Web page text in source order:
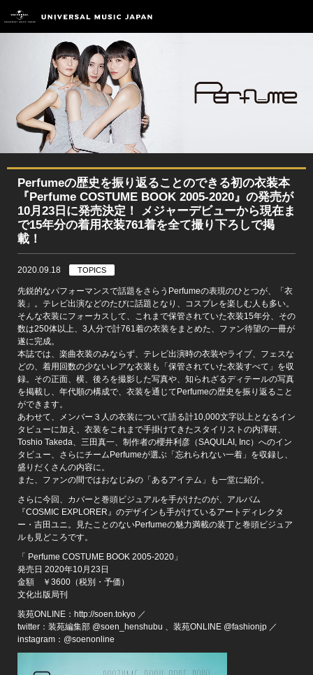
Perfumeの歴史を振り返ることのできる初の衣装本
『Perfume COSTUME BOOK 2005-2020』の発売が
10月23日に発売決定！ メジャーデビューから現在ま
で15年分の着用衣装761着を全て撮り下ろしで掲
載！
2020.09.18 TOPICS
先鋭的なパフォーマンスで話題をさらうPerfumeの表現のひとつが、「衣
装」。テレビ出演などのたびに話題となり、コスプレを楽しむ人も多い。
そんな衣装にフォーカスして、これまで保管されていた衣装15年分、その
数は250体以上、3人分で計761着の衣装をまとめた、ファン待望の一冊が
遂に完成。
本誌では、楽曲衣装のみならず、テレビ出演時の衣装やライブ、フェスな
どの、着用回数の少ないレアな衣装も「保管されていた衣装すべて」を収
録。その正面、横、後ろを撮影した写真や、知られざるディテールの写真
を掲載し、年代順の構成で、衣装を通じてPerfumeの歴史を振り返ること
ができます。
あわせて、メンバー３人の衣装について語る計10,000文字以上となるイン
タビューに加え、衣装をこれまで手掛けてきたスタイリストの内澤研、
Toshio Takeda、三田真一、制作者の櫻井利彦（SAQULAI, Inc）へのイン
タビュー、さらにチームPerfumeが選ぶ「忘れられない一着」を収録し、
盛りだくさんの内容に。
また、ファンの間ではおなじみの「あるアイテム」も一堂に紹介。
さらに今回、カバーと巻頭ビジュアルを手がけたのが、アルバム
『COSMIC EXPLORER』のデザインも手がけているアートディレクタ
ー・吉田ユニ。見たことのないPerfumeの魅力満載の装丁と巻頭ビジュア
ルも見どころです。
「 Perfume COSTUME BOOK 2005-2020」
発売日 2020年10月23日
金額 ￥3600（税別・予価）
文化出版局刊
装苑ONLINE：http://soen.tokyo ／
twitter：装苑編集部 @soen_henshubu 、装苑ONLINE @fashionjp ／
instagram：@soenonline